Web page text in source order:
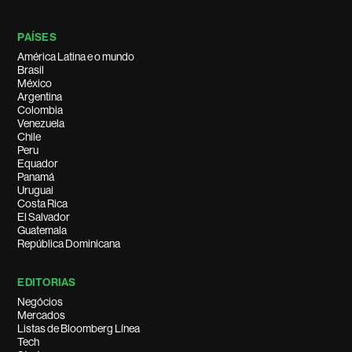
PAÍSES
América Latina e o mundo
Brasil
México
Argentina
Colombia
Venezuela
Chile
Peru
Equador
Panamá
Uruguai
Costa Rica
El Salvador
Guatemala
República Dominicana
EDITORIAS
Negócios
Mercados
Listas de Bloomberg Línea
Tech